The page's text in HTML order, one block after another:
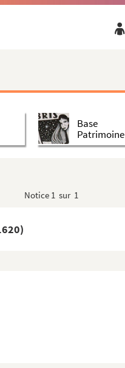
Base
Patrimoine
Notice 1 sur 1
pièces
recueillis par Jules...